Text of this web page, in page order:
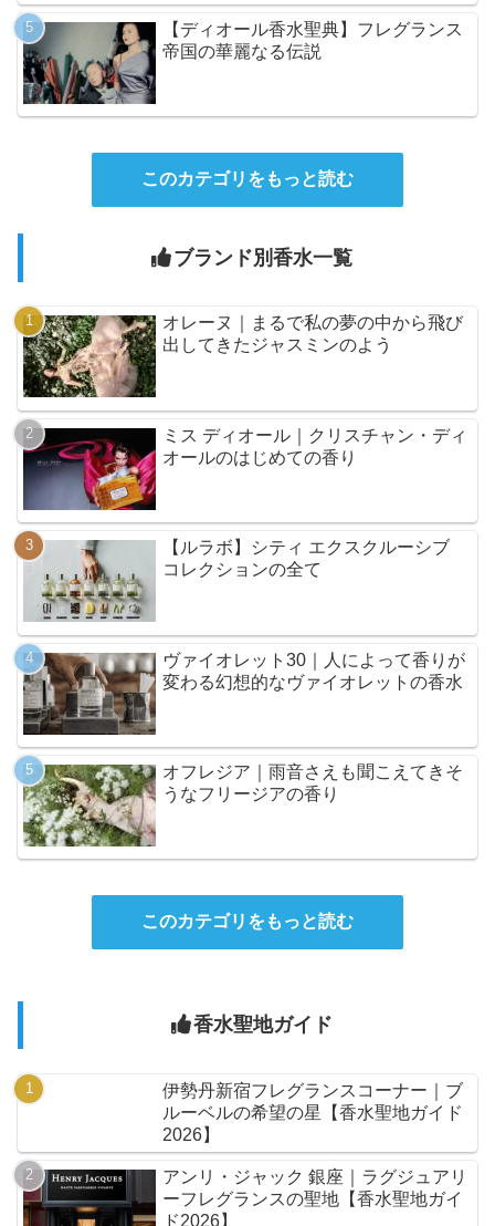
【ディオール香水聖典】フレグランス
帝国の華麗なる伝説
このカテゴリをもっと読む
ブランド別香水一覧
オレーヌ｜まるで私の夢の中から飛び
出してきたジャスミンのよう
ミス ディオール｜クリスチャン・ディ
オールのはじめての香り
【ルラボ】シティ エクスクルーシブ
コレクションの全て
ヴァイオレット30｜人によって香りが
変わる幻想的なヴァイオレットの香水
オフレジア｜雨音さえも聞こえてきそ
うなフリージアの香り
このカテゴリをもっと読む
香水聖地ガイド
伊勢丹新宿フレグランスコーナー｜ブ
ルーベルの希望の星【香水聖地ガイド
2026】
アンリ・ジャック 銀座｜ラグジュアリ
ーフレグランスの聖地【香水聖地ガイ
ド2026】